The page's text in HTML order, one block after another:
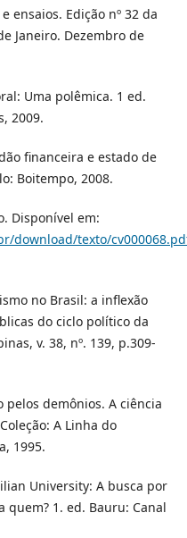
ensaios. Edição nº 32 da
Janeiro. Dezembro de
Uma polêmica. 1 ed.
2009.
financeira e estado de
Boitempo, 2008.
Disponível em:
download/texto/
no Brasil: a inflexão
do ciclo político da
v. 38, nº. 139, p.309-
pelos demônios. A ciência
A Linha do
1995.
University: A busca por
quem? 1. ed. Bauru: Canal